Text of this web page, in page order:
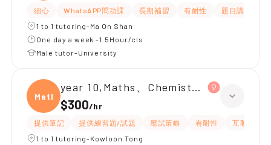
細心 WhatsAPP問功課 長期補習 有耐性 題目講解
1 to 1 tutoring-Ma On Shan
One day a week -1.5Hour/cls
Male tutor-University
Maths
year 10,Maths、Chemistry、Biology
$300/hr
提供筆記 提供練習題/試題 應試策略 有耐性
互動教學
1 to 1 tutoring-Kowloon Tong